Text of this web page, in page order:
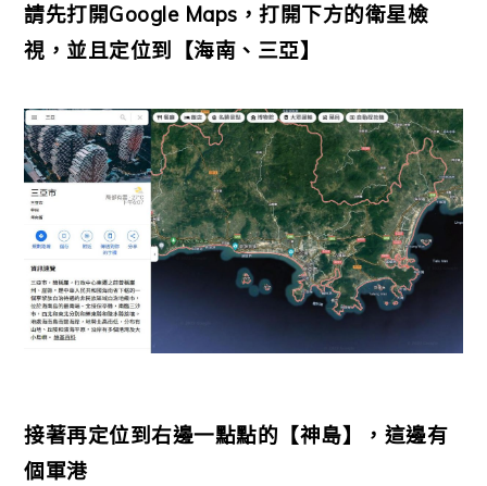
請先打開Google Maps，打開下方的衛星檢
視，並且定位到【海南、三亞】
接著再定位到右邊一點點的【神島】，這邊有
個軍港